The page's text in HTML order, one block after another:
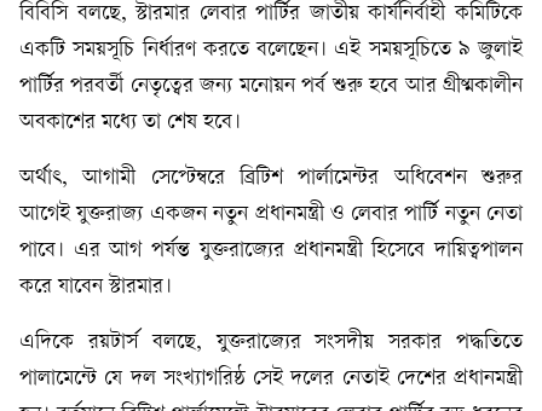
বিবিসি বলছে, স্টারমার লেবার পার্টির জাতীয় কার্যনির্বাহী কমিটিকে
একটি সময়সূচি নির্ধারণ করতে বলেছেন। এই সময়সূচিতে ৯ জুলাই
পার্টির পরবর্তী নেতৃত্বের জন্য মনোয়ন পর্ব শুরু হবে আর গ্রীষ্মকালীন
অবকাশের মধ্যে তা শেষ হবে।
অর্থাৎ, আগামী সেপ্টেম্বরে ব্রিটিশ পার্লামেন্টর অধিবেশন শুরুর
আগেই যুক্তরাজ্য একজন নতুন প্রধানমন্ত্রী ও লেবার পার্টি নতুন নেতা
পাবে। এর আগ পর্যন্ত যুক্তরাজ্যের প্রধানমন্ত্রী হিসেবে দায়িত্বপালন
করে যাবেন স্টারমার।
এদিকে রয়টার্স বলছে, যুক্তরাজ্যের সংসদীয় সরকার পদ্ধতিতে
পালামেন্টে যে দল সংখ্যাগরিষ্ঠ সেই দলের নেতাই দেশের প্রধানমন্ত্রী